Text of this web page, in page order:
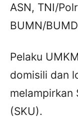
ASN, TNI/
BUMN/
Pelaku
domisili dan
melampirkan
(SKU).